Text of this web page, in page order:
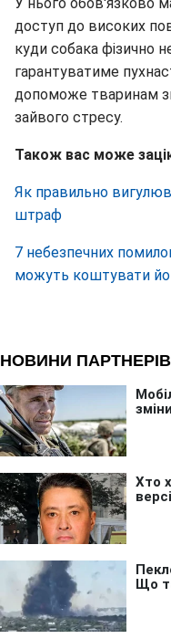
доступ до високих
куди собака фізично
гарантуватиме
допоможе тваринам
зайвого стресу.
Також вас може
Як правильно
штраф
7 небезпечних
можуть коштувати